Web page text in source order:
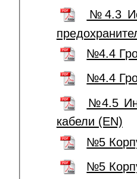
№4.3
№4.4
№4.4
№4.5
кабели (EN)
№5
№5